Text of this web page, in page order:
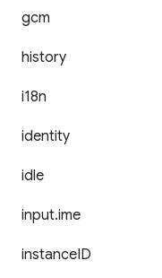
gcm
history
i18n
identity
idle
input.ime
instanceID